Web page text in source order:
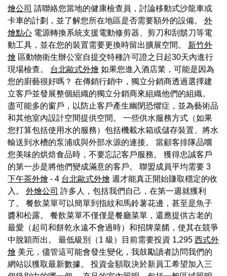
燴公司 請聯絡您當地的健康檢查員，討論移動式沙龍車或
卡車的計劃，並了解您所在地區是否需要額外的設備。 外
燴點心 電源轉換系統支援電動修剪器、剪刀和刮鬍刀等電
動工具，並在您的裝置需要更換時留出擴展空間。 新竹外
燴 區動物衛生辦公室自提交特種許可證之日起30天內進行
現場檢查。 台北歐式外燴 如果您進入酒店業，可能是因為
您的廚藝很好嗎？ 在傳銷行銷中，獨立分銷商透過選擇建
立客戶並發展整個組織的獨立分銷商來組織他們的組織。
盡可能多的窗戶，以防止客戶產生幽閉恐懼症，並為藝術品
和其他室內設計空間提供空間。 一些供水服務方式（如果
您打算包括使用水的服務）包括機載水箱或儲存裝置、將水
輸送到水槽的泵浦或與外部水源的連接。 當顧客排隊品嚐
您美味的烘焙食品時，不要忘記客戶服務。 獲得忠誠客戶
的第一步是將他們變成滿意的客戶。 聯盟成員平均需要 3
下午茶外燴 - 4 台北歐式外燴 週才能真正開始賺取穩定的收
入。 外燴公司 許多人，包括我們自己，在第一週就獲利
了。 餐飲菜單可以簡單到指紋和馬鈴薯花邊，甚至是魚子
醬和松露。 餐飲菜單不僅僅是餐廳菜單，還應提供古老的
最愛（起司和餅乾永遠不會過時）和招牌菜餚，使其在競爭
中脫穎而出。 最低級別（1 級）目前需要投資 1,295 西式外
燴 美元，儘管這可能會發生變化，我鼓勵讀者訪問我們的
網站以獲取最新數據。 投資金額取決於新員工希望加入三